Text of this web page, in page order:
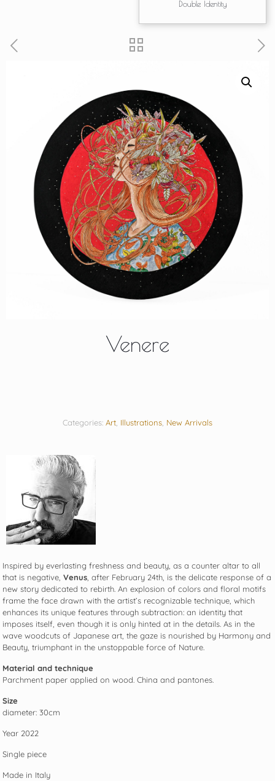
Double Identity
Venere
Categories: Art, Illustrations, New Arrivals
Inspired by everlasting freshness and beauty, as a counter altar to all
that is negative,Venus, after February 24th, is the delicate response of a
new story dedicated to rebirth. An explosion of colors and floral motifs
frame the face drawn with the artist’s recognizable technique, which
enhances its unique features through subtraction: an identity that
imposes itself, even though it is only hinted at in the details. As in the
wave woodcuts of Japanese art, the gaze is nourished by Harmony and
Beauty, triumphant in the unstoppable force of Nature.
Material and technique
Parchment paper applied on wood. China and pantones.
Size
diameter: 30cm
Year 2022
Single piece
Made in Italy